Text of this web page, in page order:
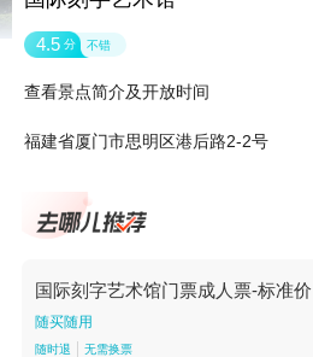
4.5 分 不错
查看景点简介及开放时间
福建省厦门市思明区港后路2-2号
国际刻字艺术馆门票成人票-标准价
随买随用
随时退 无需换票